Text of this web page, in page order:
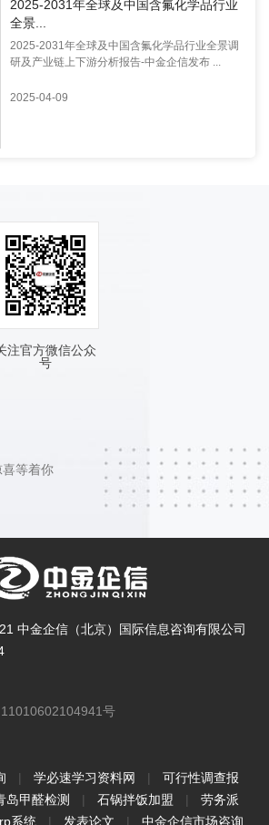
2025-2031年全球及中国含氟化学品行业
全景...
2025-2031年全球及中国含氟化学品行业全景调
研及产业链上下游分析报告-中金企信发布 ...
2025-04-09
注官方微信公众
号
等着你
中金企信（北京）国际信息咨询有限公司
号
| 学必速学习资料网 |
可行性调查报
岛甲醛检测 | 石锅拌饭加盟 |
劳务派
系统 | 发表论文 | 中金企信市场咨询